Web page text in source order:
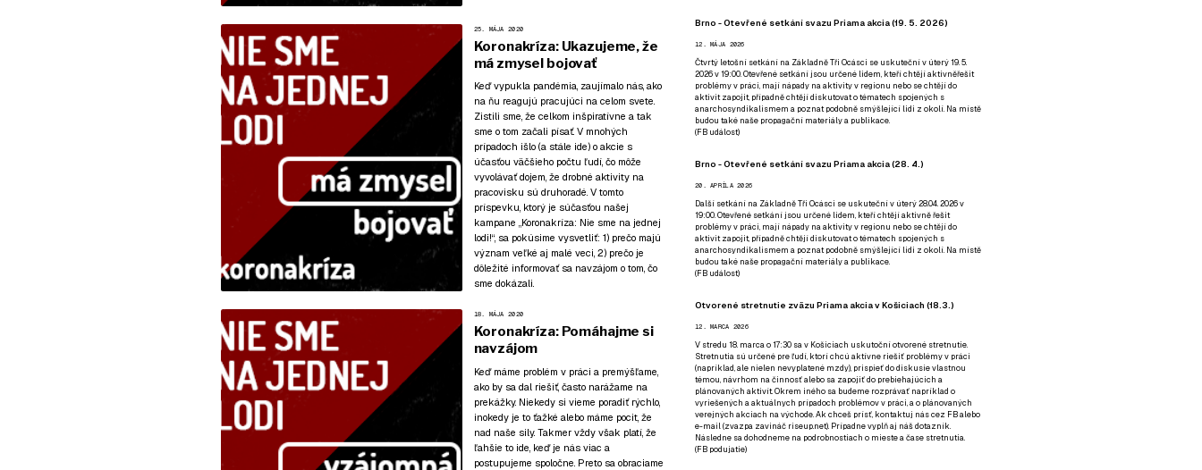
25. MÁJA 2020
Koronakríza: Ukazujeme, že
má zmysel bojovať
Keď vypukla pandémia, zaujímalo nás, ako
na ňu reagujú pracujúci na celom svete.
Zistili sme, že celkom inšpiratívne a tak
sme o tom začali písať. V mnohých
prípadoch išlo (a stále ide) o akcie s
účasťou väčšieho počtu ľudí, čo môže
vyvolávať dojem, že drobné aktivity na
pracovisku sú druhoradé. V tomto
príspevku, ktorý je súčasťou našej
kampane „Koronakríza: Nie sme na jednej
lodi!“, sa pokúsime vysvetliť: 1) prečo majú
význam veľké aj malé veci, 2) prečo je
dôležité informovať sa navzájom o tom, čo
sme dokázali.
18. MÁJA 2020
Koronakríza: Pomáhajme si
navzájom
Keď máme problém v práci a premýšľame,
ako by sa dal riešiť, často narážame na
prekážky. Niekedy si vieme poradiť rýchlo,
inokedy je to ťažké alebo máme pocit, že
nad naše sily. Takmer vždy však platí, že
ľahšie to ide, keď je nás viac a
postupujeme spoločne. Preto sa obraciame
Brno - Otevřené setkání svazu Priama akcia (19. 5. 2026)
12. MÁJA 2026
Čtvrtý letošní setkání na Základně Tři Ocásci se uskuteční v úterý 19. 5.
2026 v 19:00. Otevřené setkání jsou určené lidem, kteří chtějí aktivněřešit
problémy v práci, mají nápady na aktivity v regionu nebo se chtějí do
aktivit zapojit, případně chtějí diskutovat o tématech spojených s
anarchosyndikalismem a poznat podobně smýšlející lidi z okolí. Na místě
budou také naše propagační materiály a publikace.
(FB událost)
Brno - Otevřené setkání svazu Priama akcia (28. 4.)
20. APRÍLA 2026
Další setkání na Základně Tři Ocásci se uskuteční v úterý 28.04. 2026 v
19:00. Otevřené setkání jsou určené lidem, kteří chtějí aktivně řešit
problémy v práci, mají nápady na aktivity v regionu nebo se chtějí do
aktivit zapojit, případně chtějí diskutovat o tématech spojených s
anarchosyndikalismem a poznat podobně smýšlející lidi z okolí. Na místě
budou také naše propagační materiály a publikace.
(FB událost)
Otvorené stretnutie zväzu Priama akcia v Košiciach (18.3.)
12. MARCA 2026
V stredu 18. marca o 17:30 sa v Košiciach uskutoční otvorené stretnutie.
Stretnutia sú určené pre ľudí, ktorí chcú aktívne riešiť problémy v práci
(napríklad, ale nielen nevyplatené mzdy), prispieť do diskusie vlastnou
témou, návrhom na činnosť alebo sa zapojiť do prebiehajúcich a
plánovaných aktivít. Okrem iného sa budeme rozprávať napríklad o
vyriešených a aktuálnych prípadoch problémov v práci, a o plánovaných
verejných akciach na východe. Ak chceš prísť, kontaktuj nás cez FBalebo
e-mail (zvazpa zavináč riseup.net). Prípadnevyplň aj náš dotazník.
Následne sa dohodneme na podrobnostiach o mieste a čase stretnutia.
(FB podujatie)